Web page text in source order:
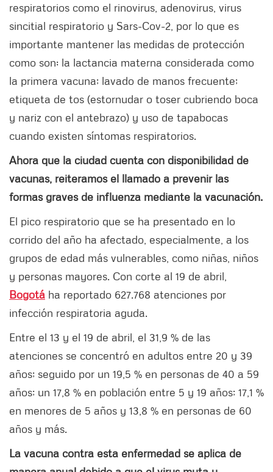
respiratorios como el rinovirus, adenovirus, virus
sincitial respiratorio y Sars-Cov-2, por lo que es
importante mantener las medidas de protección
como son: la lactancia materna considerada como
la primera vacuna; lavado de manos frecuente;
etiqueta de tos (estornudar o toser cubriendo boca
y nariz con el antebrazo) y uso de tapabocas
cuando existen síntomas respiratorios.
Ahora que la ciudad cuenta con disponibilidad de
vacunas, reiteramos el llamado a prevenir las
formas graves de influenza mediante la vacunación.
El pico respiratorio que se ha presentado en lo
corrido del año ha afectado, especialmente, a los
grupos de edad más vulnerables, como niñas, niños
y personas mayores. Con corte al 19 de abril,
Bogotá ha reportado 627.768 atenciones por
infección respiratoria aguda.
Entre el 13 y el 19 de abril, el 31,9 % de las
atenciones se concentró en adultos entre 20 y 39
años; seguido por un 19,5 % en personas de 40 a 59
años; un 17,8 % en población entre 5 y 19 años; 17,1 %
en menores de 5 años y 13,8 % en personas de 60
años y más.
La vacuna contra esta enfermedad se aplica de